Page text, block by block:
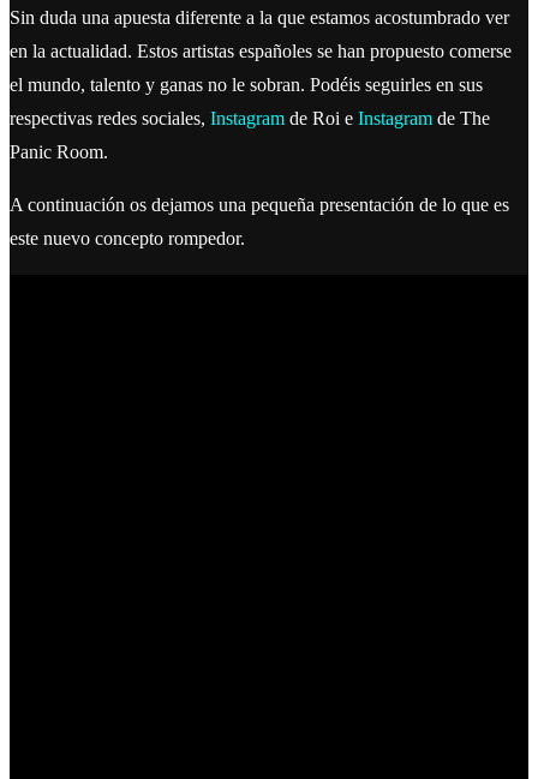
Sin duda una apuesta diferente a la que estamos acostumbrado ver
en la actualidad. Estos artistas españoles se han propuesto comerse
el mundo, talento y ganas no le sobran. Podéis seguirles en sus
respectivas redes sociales, Instagram de Roi e Instagram de The
Panic Room.
A continuación os dejamos una pequeña presentación de lo que es
este nuevo concepto rompedor.